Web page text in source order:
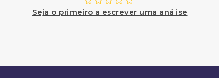
Seja o primeiro a escrever uma análise